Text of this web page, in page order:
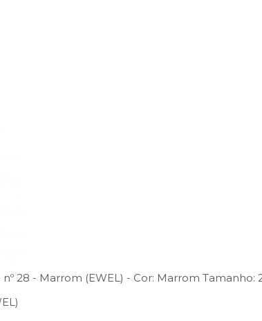
28 - Marrom (EWEL) - Cor: Marrom Tamanho: